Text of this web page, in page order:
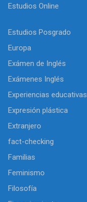
Estudios Online
Estudios Posgrado
Europa
Exámen de Inglés
Exámenes Inglés
Experiencias educativas
Expresión plástica
Extranjero
fact-checking
Familias
Feminismo
Filosofía